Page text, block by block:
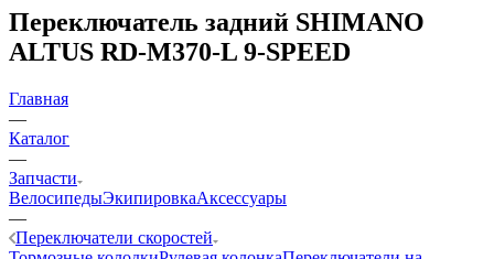
Переключатель задний SHIMANO
ALTUS RD-M370-L 9-SPEED
Главная
—
Каталог
—
Запчасти
ВелосипедыЭкипировкаАксессуары
—
Переключатели скоростей